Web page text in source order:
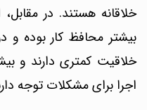
خلاقانه هستند. در
بیشتر محافظ کار بوده و
خلاقیت کمتری دارند و
اجرا برای مشکلات توجه